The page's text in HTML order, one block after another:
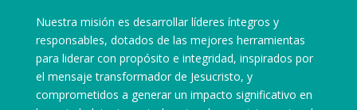
Nuestra misión es desarrollar líderes íntegros y
responsables, dotados de las mejores herramientas
para liderar con propósito e integridad, inspirados por
el mensaje transformador de Jesucristo, y
comprometidos a generar un impacto significativo en